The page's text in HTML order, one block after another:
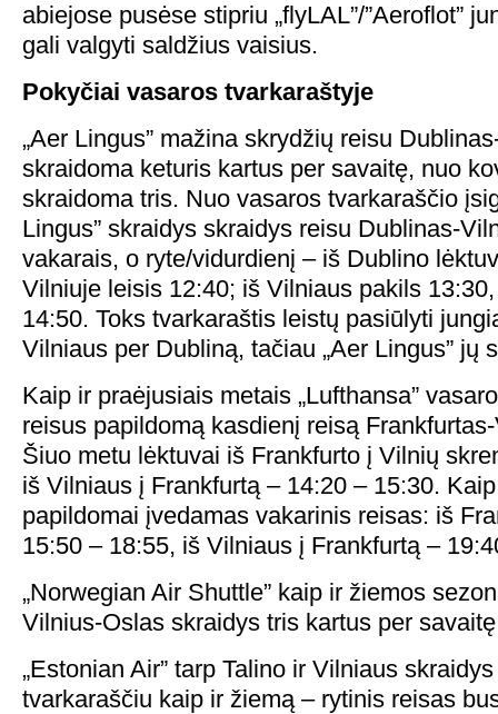
abiejose pusėse stipriu „flyLAL”/”Aeroflot”
gali valgyti saldžius vaisius.
Pokyčiai vasaros tvarkaraštyje
„Aer Lingus” mažina skrydžių reisu
skraidoma keturis kartus per savaitę, nuo
skraidoma tris. Nuo vasaros tvarkaraščio
Lingus” skraidys skraidys reisu Dublinas-
vakarais, o ryte/vidurdienį – iš Dublino
Vilniuje leisis 12:40; iš Vilniaus pakils
14:50. Toks tvarkaraštis leistų pasiūlyti
Vilniaus per Dubliną, tačiau „Aer Lingus” jų
Kaip ir praėjusiais metais „Lufthansa”
reisus papildomą kasdienį reisą
Šiuo metu lėktuvai iš Frankfurto į Vilnių
iš Vilniaus į Frankfurtą – 14:20 – 15:30.
papildomai įvedamas vakarinis reisas: iš
15:50 – 18:55, iš Vilniaus į Frankfurtą –
„Norwegian Air Shuttle” kaip ir žiemos
Vilnius-Oslas skraidys tris kartus per
„Estonian Air” tarp Talino ir Vilniaus
tvarkaraščiu kaip ir žiemą – rytinis reisas